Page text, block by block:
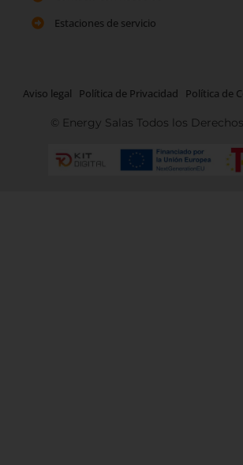
Estaciones de servicio
Aviso legal Política de Privacidad Política de
© Energy Salas Todos los